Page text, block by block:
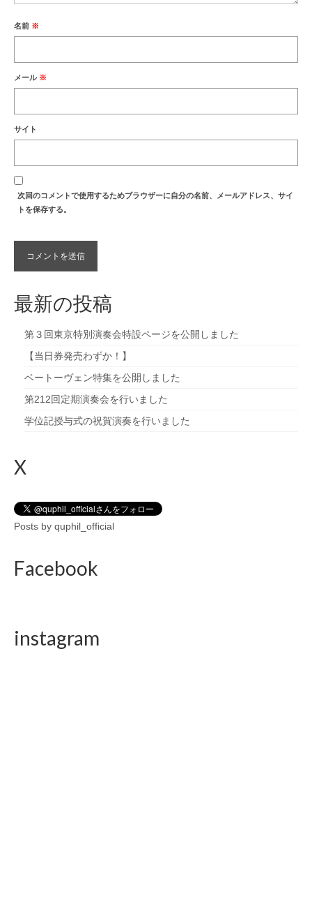
名前 ※
メール ※
サイト
次回のコメントで使用するためブラウザーに自分の名前、メールアドレス、サイ
トを保存する。
最新の投稿
第３回東京特別演奏会特設ページを公開しました
【当日券発売わずか！】
ベートーヴェン特集を公開しました
第212回定期演奏会を行いました
学位記授与式の祝賀演奏を行いました
X
Posts by quphil_official
Facebook
instagram